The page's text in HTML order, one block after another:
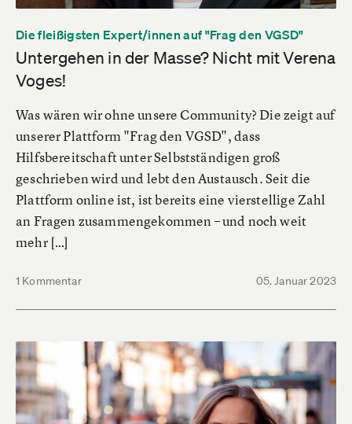
Die fleißigsten Expert/innen auf "Frag den VGSD"
Untergehen in der Masse? Nicht mit Verena
Voges!
Was wären wir ohne unsere Community? Die zeigt auf
unserer Plattform "Frag den VGSD", dass
Hilfsbereitschaft unter Selbstständigen groß
geschrieben wird und lebt den Austausch. Seit die
Plattform online ist, ist bereits eine vierstellige Zahl
an Fragen zusammengekommen – und noch weit
mehr […]
1 Kommentar 05. Januar 2023